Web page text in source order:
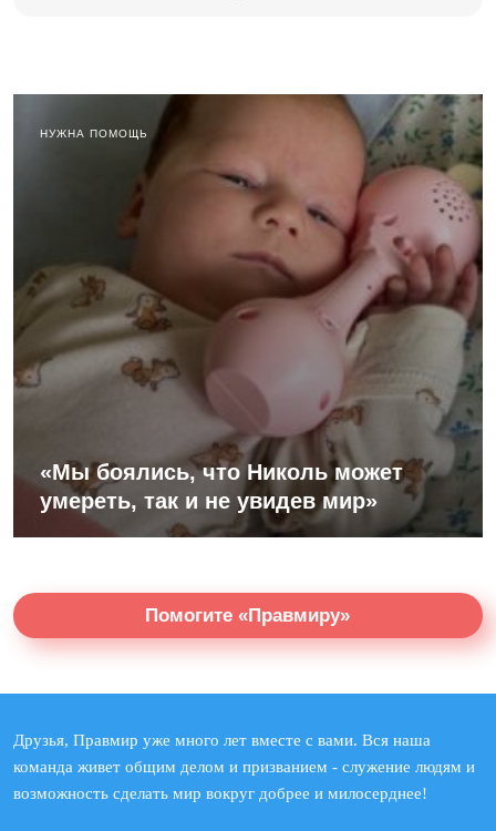
НУЖНА ПОМОЩЬ
«Мы боялись, что Николь может
умереть, так и не увидев мир»
Помогите «Правмиру»
Друзья, Правмир уже много лет вместе с вами. Вся наша
команда живет общим делом и призванием - служение людям и
возможность сделать мир вокруг добрее и милосерднее!